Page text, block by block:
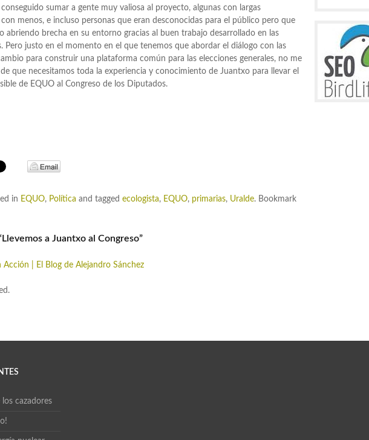
sumar a gente muy valiosa al proyecto, algunas con largas
menos, e incluso personas que eran desconocidas para el público pero que
abriendo brecha en su entorno gracias al buen trabajo desarrollado en las
Pero justo en el momento en el que tenemos que abordar el diálogo con las
para construir una plataforma común para las elecciones generales, no me
que necesitamos toda la experiencia y conocimiento de Juantxo para llevar el
de EQUO al Congreso de los Diputados.
in EQUO, Política and tagged ecologista, EQUO, primarias, Uralde. Bookmark
Llevemos a Juantxo al Congreso”
Acción | El Blog de Alejandro Sánchez
cazadores